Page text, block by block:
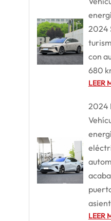
2024
con
680
LEER
2024
LEER